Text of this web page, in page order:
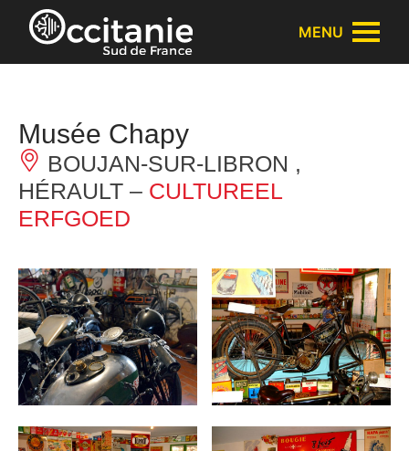
Cookies beheer paneel
MENU
Musée Chapy
BOUJAN-SUR-LIBRON ,
HÉRAULT – CULTUREEL
ERFGOED